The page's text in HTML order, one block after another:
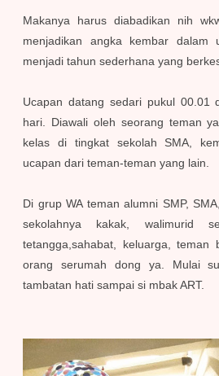
Makanya harus diabadikan nih
menjadikan angka kembar
menjadi tahun sederhana yang
Ucapan datang sedari pukul 00.01
hari. Diawali oleh seorang teman
kelas di tingkat sekolah SMA,
ucapan dari teman-teman yang lain.
Di grup WA teman alumni SMP,
sekolahnya kakak, walimurid
tetangga,sahabat, keluarga, teman
orang serumah dong ya. Mulai
tambatan hati sampai si mbak ART.